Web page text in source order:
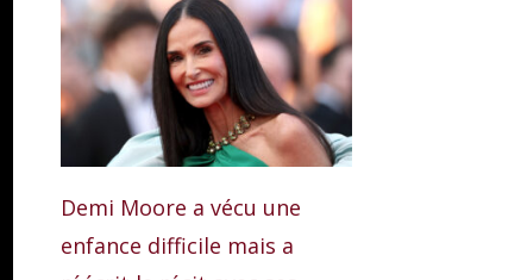
Demi Moore a vécu une
enfance difficile mais a